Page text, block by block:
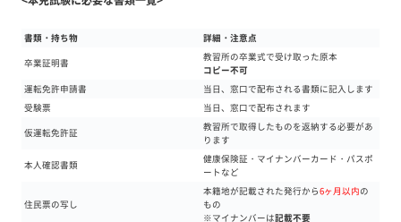
書類・持ち物
詳細・注意点
卒業証明書
教習所の卒業式で受け取った原本
コピー不可
運転免許申請書
当日、窓口で配布される書類に記入します
受験票
当日、窓口で配布されます
仮運転免許証
教習所で取得したものを返納する必要があ
ります
本人確認書類
健康保険証・マイナンバーカード・パスポ
ートなど
住民票の写し
本籍地が記載された発行から6ヶ月以内の
もの
※マイナンバーは記載不要